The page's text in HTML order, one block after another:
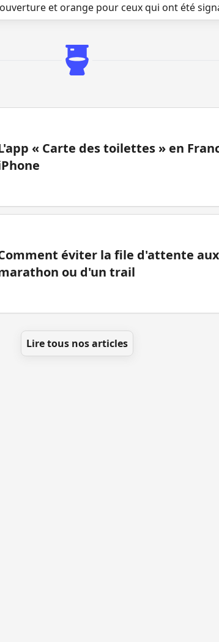
et orange pour ceux qui ont été
« Carte des toilettes » en
éviter la file d'attente
ou d'un trail
Lire tous nos articles